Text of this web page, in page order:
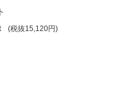
(税抜15,120円)